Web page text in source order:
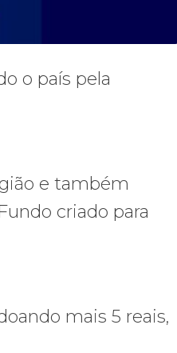
o país pela
e também
criado para
mais 5 reais,